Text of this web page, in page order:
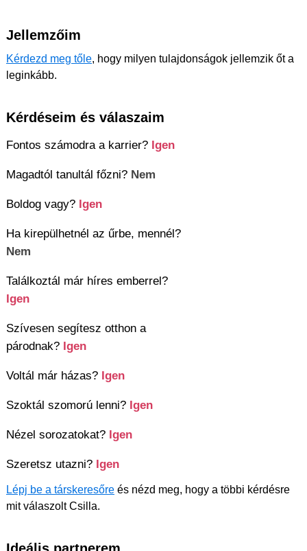
Jellemzőim
Kérdezd meg tőle, hogy milyen tulajdonságok jellemzik őt a
leginkább.
Kérdéseim és válaszaim
Fontos számodra a karrier? Igen
Magadtól tanultál főzni? Nem
Boldog vagy? Igen
Ha kirepülhetnél az űrbe, mennél?
Nem
Találkoztál már híres emberrel?
Igen
Szívesen segítesz otthon a
párodnak? Igen
Voltál már házas? Igen
Szoktál szomorú lenni? Igen
Nézel sorozatokat? Igen
Szeretsz utazni? Igen
Lépj be a társkeresőre és nézd meg, hogy a többi kérdésre
mit válaszolt Csilla.